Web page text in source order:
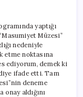
Düşünmüştüm
için
yaptığı
Müzesi”
nedeniyle
etme noktasına
ediyorum, demek ki
ifade etti. Tam
deneme
onay aldığını